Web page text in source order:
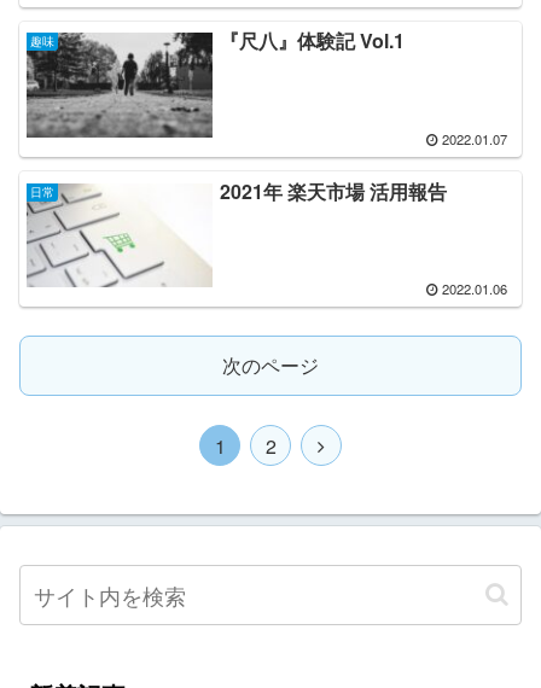
趣味 『尺八』体験記 Vol.1
2022.01.07
日常 2021年 楽天市場 活用報告
2022.01.06
次のページ
1 2